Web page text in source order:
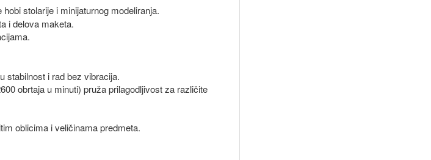
stolarije i minijaturnog modeliranja.
i delova maketa.
stabilnost i rad bez vibracija.
obrtaja u minuti) pruža prilagodljivost za različite
oblicima i veličinama predmeta.